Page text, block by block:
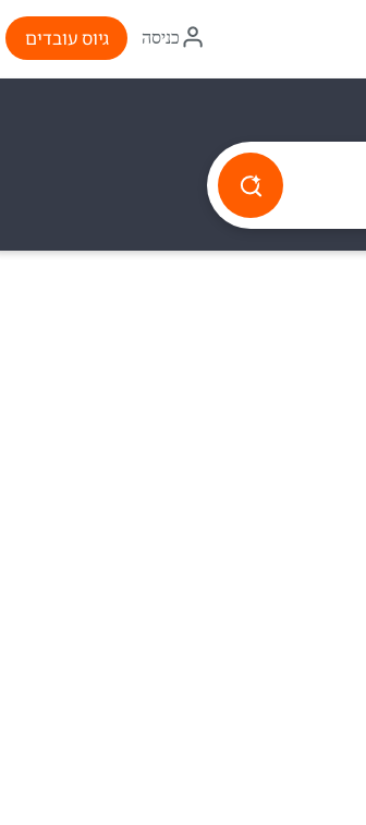
איקון
התחברות
כניסה גיוס עובדים